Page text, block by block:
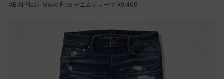
AE AirFlex+ Move Free デニムショーツ ¥9,400